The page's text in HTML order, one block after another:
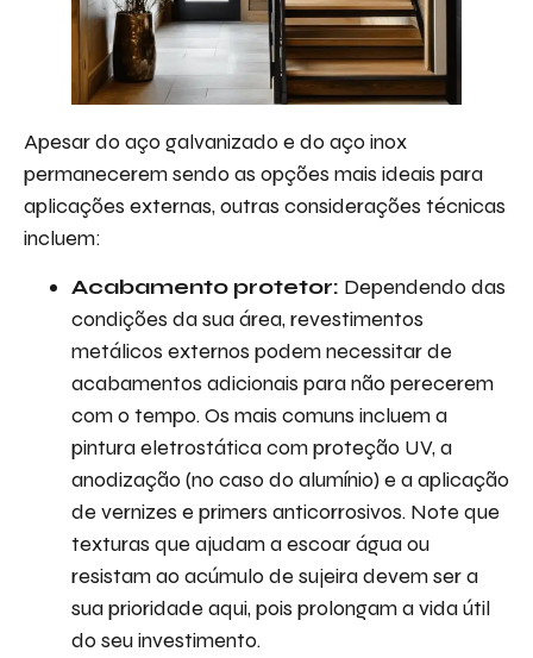
Apesar do aço galvanizado e do aço inox
permanecerem sendo as opções mais ideais para
aplicações externas, outras considerações técnicas
incluem:
Acabamento protetor: Dependendo das
condições da sua área, revestimentos
metálicos externos podem necessitar de
acabamentos adicionais para não perecerem
com o tempo. Os mais comuns incluem a
pintura eletrostática com proteção UV, a
anodização (no caso do alumínio) e a aplicação
de vernizes e primers anticorrosivos. Note que
texturas que ajudam a escoar água ou
resistam ao acúmulo de sujeira devem ser a
sua prioridade aqui, pois prolongam a vida útil
do seu investimento.